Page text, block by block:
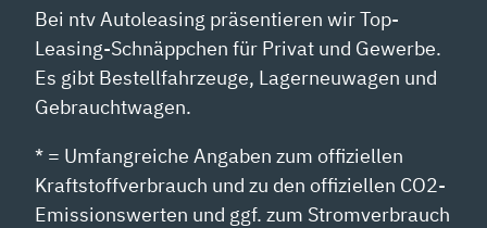
Bei ntv Autoleasing präsentieren wir Top-
Leasing-Schnäppchen für Privat und Gewerbe.
Es gibt Bestellfahrzeuge, Lagerneuwagen und
Gebrauchtwagen.
* = Umfangreiche Angaben zum offiziellen
Kraftstoffverbrauch und zu den offiziellen CO2-
Emissionswerten und ggf. zum Stromverbrauch